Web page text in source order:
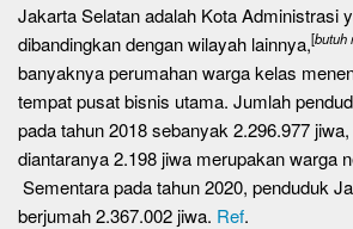
Jakarta Selatan adalah Kota Administrasi
dibandingkan dengan wilayah lainnya,[butuh
banyaknya perumahan warga kelas
tempat pusat bisnis utama. Jumlah
pada tahun 2018 sebanyak 2.296.977
diantaranya 2.198 jiwa merupakan warga
Sementara pada tahun 2020, penduduk
berjumah 2.367.002 jiwa. Ref.